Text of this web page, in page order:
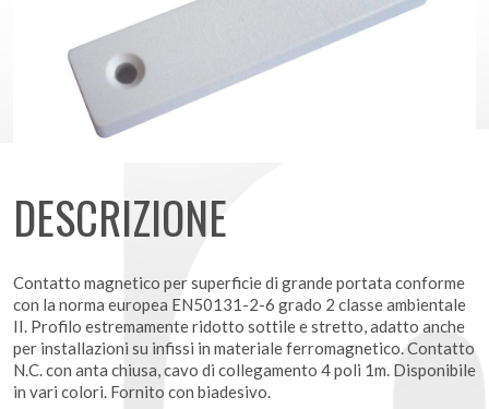
DESCRIZIONE
Contatto magnetico per superficie di grande portata conforme
con la norma europea EN50131-2-6 grado 2 classe ambientale
II. Profilo estremamente ridotto sottile e stretto, adatto anche
per installazioni su infissi in materiale ferromagnetico. Contatto
N.C. con anta chiusa, cavo di collegamento 4 poli 1m. Disponibile
in vari colori. Fornito con biadesivo.